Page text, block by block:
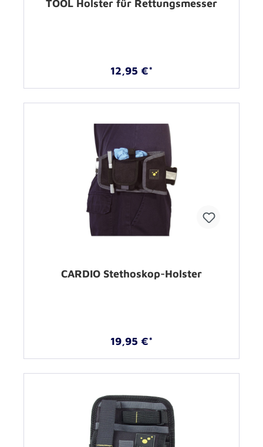
TOOL Holster für Rettungsmesser
12,95 €*
CARDIO Stethoskop-Holster
19,95 €*